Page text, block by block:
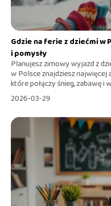
Gdzie na ferie z dziećmi w
i pomysły
Planujesz zimowy wyjazd z
w Polsce znajdziesz najwięcej
które połączy śnieg, zabawę i
2026-03-29